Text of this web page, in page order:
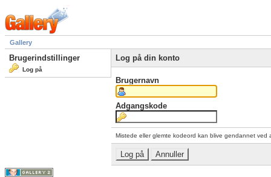
Gallery
Brugerindstillinger
Log på
Log på din konto
Brugernavn
Adgangskode
Mistede eller glemte kodeord kan blive gendannet ved